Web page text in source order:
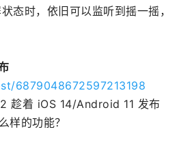
态时，依旧可以监听到摇一摇，
6879048672597213198
趁着 iOS 14/Android 11 发布
样的功能？